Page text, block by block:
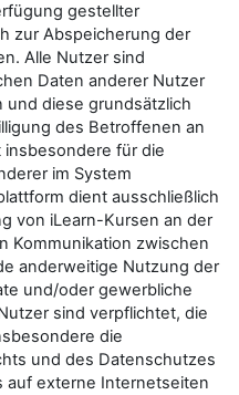
gestellter
zur Abspeicherung der
Alle Nutzer sind
Daten anderer Nutzer
und diese grundsätzlich
des Betroffenen an
für die
im System
dient ausschließlich
von iLearn-Kursen an der
Kommunikation zwischen
anderweitige Nutzung der
und/oder gewerbliche
sind verpflichtet, die
die
und des Datenschutzes
auf externe Internetseiten